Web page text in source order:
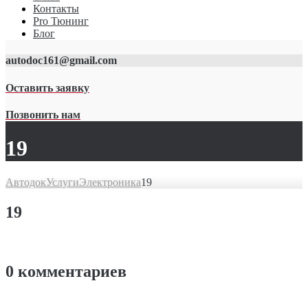
Контакты
Pro Тюнинг
Блог
autodoc161@gmail.com
Оставить заявку
Позвонить нам
19
АвтодокУслугиЭлектроника19
19
0 комментариев